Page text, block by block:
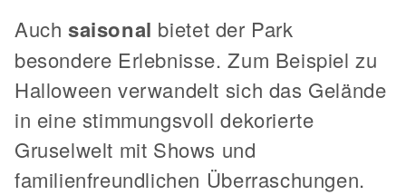
Auchsaisonal bietet der Park
besondere Erlebnisse. Zum Beispiel zu
Halloween verwandelt sich das Gelände
in eine stimmungsvoll dekorierte
Gruselwelt mit Shows und
familienfreundlichen Überraschungen.